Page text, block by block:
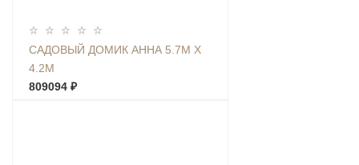
САДОВЫЙ ДОМИК АННА 5.7М Х
4.2М
809094 ₽